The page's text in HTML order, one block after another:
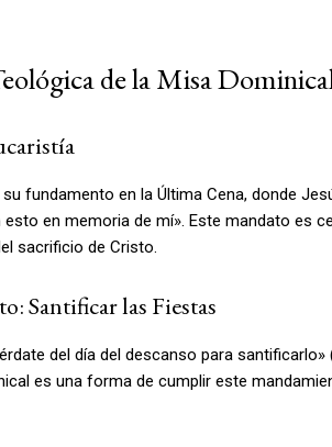
de la Misa
fundamento en la Última Cena, donde
esto en memoria de mí». Este mandato es
sacrificio de Cristo.
Santificar las Fiestas
del día del descanso para
es una forma de cumplir este